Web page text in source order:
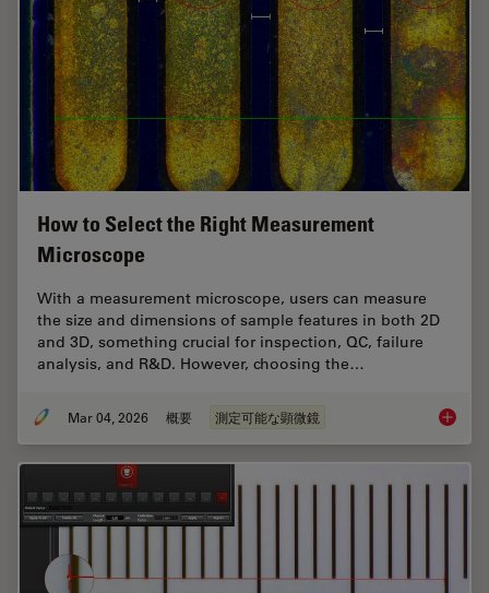
How to Select the Right Measurement
Microscope
With a measurement microscope, users can measure
the size and dimensions of sample features in both 2D
and 3D, something crucial for inspection, QC, failure
analysis, and R&D. However, choosing the…
Mar 04, 2026 概要 測定可能な顕微鏡 How to